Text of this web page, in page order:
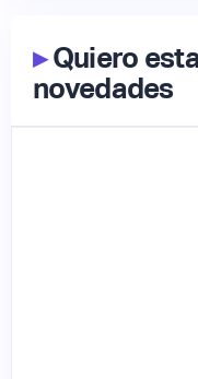
▸Quiero
novedades